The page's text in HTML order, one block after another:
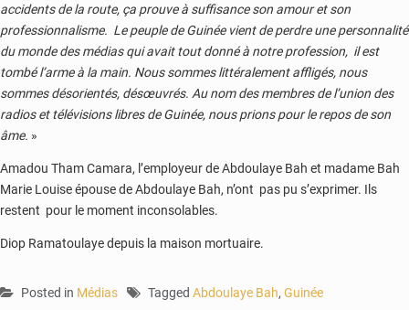
accidents de la route, ça prouve à suffisance son amour et son
professionnalisme. Le peuple de Guinée vient de perdre une personnalité
du monde des médias qui avait tout donné à notre profession, il est
tombé l’arme à la main. Nous sommes littéralement affligés, nous
sommes désorientés, désœuvrés. Au nom des membres de l’union des
radios et télévisions libres de Guinée, nous prions pour le repos de son
âme. »
Amadou Tham Camara, l’employeur de Abdoulaye Bah et madame Bah
Marie Louise épouse de Abdoulaye Bah, n’ont pas pu s’exprimer. Ils
restent pour le moment inconsolables.
Diop Ramatoulaye depuis la maison mortuaire.
Posted in Médias Tagged Abdoulaye Bah, Guinée